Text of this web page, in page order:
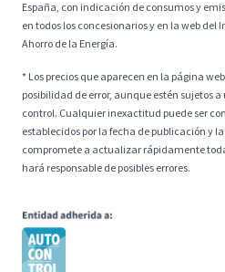
España, con indicación de consumos y
en todos los concesionarios y en la web
Ahorro de la Energía.
* Los precios que aparecen en la página
posibilidad de error, aunque estén sujetos
control. Cualquier inexactitud puede ser
establecidos por la fecha de publicación y
compromete a actualizar rápidamente
hará responsable de posibles errores.